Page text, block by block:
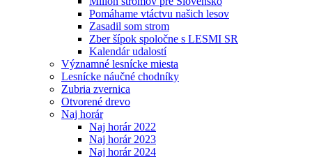
Pomáhame vtáctvu našich lesov
Zasadil som strom
Zber šípok spoločne s LESMI SR
Kalendár udalostí
Významné lesnícke miesta
Lesnícke náučné chodníky
Zubria zvernica
Otvorené drevo
Naj horár
Naj horár 2022
Naj horár 2023
Naj horár 2024